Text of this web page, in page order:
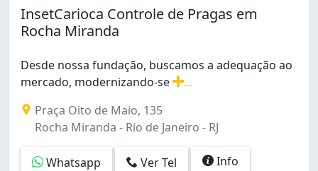
InsetCarioca Controle de Pragas em
Rocha Miranda
Desde nossa fundação, buscamos a adequação ao
mercado, modernizando-se
Praça Oito de Maio, 135
Rocha Miranda - Rio de Janeiro - RJ
Whatsapp Ver Tel Info